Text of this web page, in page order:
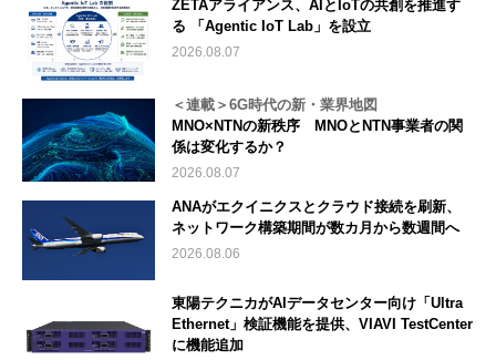
ZETAアライアンス、AIとIoTの共創を推進す
る 「Agentic IoT Lab」を設立
2026.08.07
＜連載＞6G時代の新・業界地図
MNO×NTNの新秩序 MNOとNTN事業者の関
係は変化するか？
2026.08.07
ANAがエクイニクスとクラウド接続を刷新、
ネットワーク構築期間が数カ月から数週間へ
2026.08.06
東陽テクニカがAIデータセンター向け「Ultra
Ethernet」検証機能を提供、VIAVI TestCenter
に機能追加